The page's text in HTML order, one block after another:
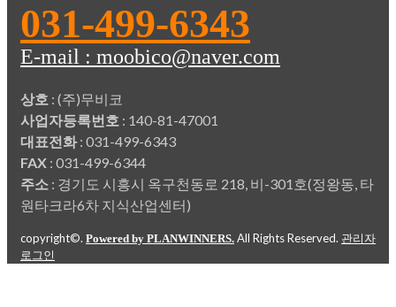
031-499-6343
E-mail : moobico@naver.com
상호 : (주)무비코
사업자등록번호 : 140-81-47001
대표전화: 031-499-6343
FAX : 031-499-6344
주소 : 경기도 시흥시 옥구천동로 218, 비-301호(정왕동, 타
원타크라6차 지식산업센터)
copyright©. Powered by PLANWINNERS. All Rights Reserved. 관리자
로그인